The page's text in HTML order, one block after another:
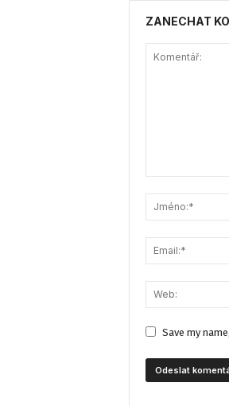
ZANECHAT
Save my